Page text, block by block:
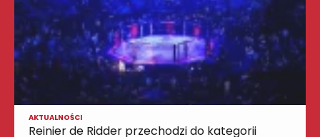
AKTUALNOŚCI
Reinier de Ridder przechodzi do kategorii